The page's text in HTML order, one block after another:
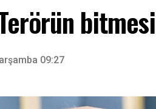
09:27